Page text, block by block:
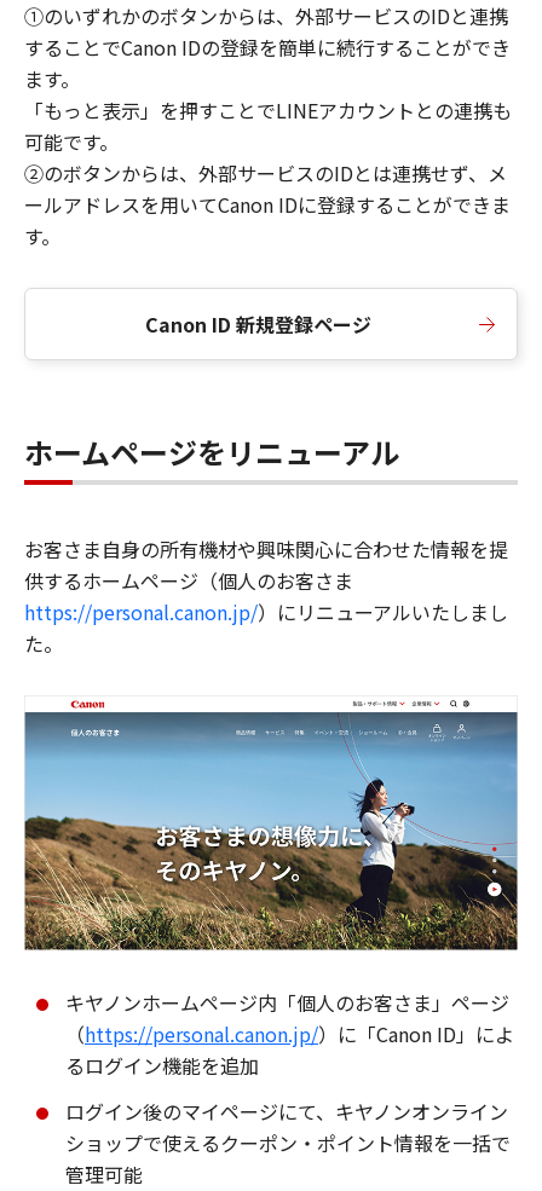
①のいずれかのボタンからは、外部サービスのIDと連携
することでCanon IDの登録を簡単に続行することができ
ます。
「もっと表示」を押すことでLINEアカウントとの連携も
可能です。
②のボタンからは、外部サービスのIDとは連携せず、メ
ールアドレスを用いてCanon IDに登録することができま
す。
Canon ID 新規登録ページ
ホームページをリニューアル
お客さま自身の所有機材や興味関心に合わせた情報を提
供するホームページ（個人のお客さま
https://personal.canon.jp/）にリニューアルいたしまし
た。
キヤノンホームページ内「個人のお客さま」ページ
（https://personal.canon.jp/）に「Canon ID」によ
るログイン機能を追加
ログイン後のマイページにて、キヤノンオンライン
ショップで使えるクーポン・ポイント情報を一括で
管理可能